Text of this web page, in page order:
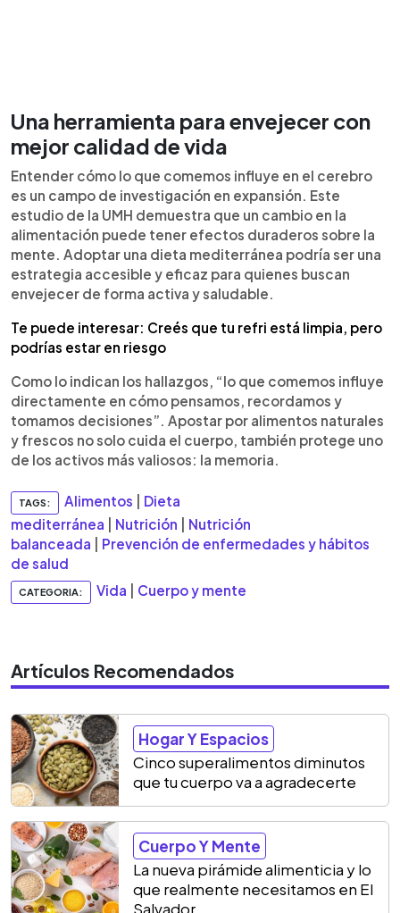
Una herramienta para envejecer con
mejor calidad de vida
Entender cómo lo que comemos influye en el cerebro
es un campo de investigación en expansión. Este
estudio de la UMH demuestra que un cambio en la
alimentación puede tener efectos duraderos sobre la
mente. Adoptar una dieta mediterránea podría ser una
estrategia accesible y eficaz para quienes buscan
envejecer de forma activa y saludable.
Te puede interesar: Creés que tu refri está limpia, pero
podrías estar en riesgo
Como lo indican los hallazgos, “lo que comemos influye
directamente en cómo pensamos, recordamos y
tomamos decisiones”. Apostar por alimentos naturales
y frescos no solo cuida el cuerpo, también protege uno
de los activos más valiosos: la memoria.
TAGS: Alimentos
Dieta
mediterránea
Nutrición
Nutrición
balanceada
Prevención de enfermedades y hábitos
de salud
CATEGORIA: Vida Cuerpo y mente
Artículos Recomendados
Hogar Y Espacios
Cinco superalimentos diminutos
que tu cuerpo va a agradecerte
Cuerpo Y Mente
La nueva pirámide alimenticia y lo
que realmente necesitamos en El
Salvador